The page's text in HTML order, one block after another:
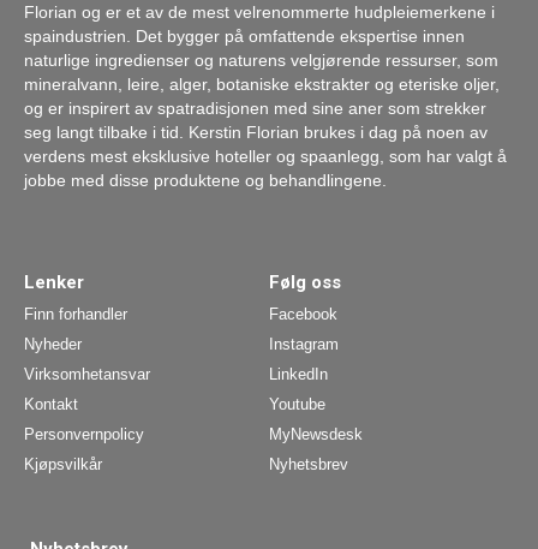
Florian og er et av de mest velrenommerte hudpleiemerkene i
spaindustrien. Det bygger på omfattende ekspertise innen
naturlige ingredienser og naturens velgjørende ressurser, som
mineralvann, leire, alger, botaniske ekstrakter og eteriske oljer,
og er inspirert av spatradisjonen med sine aner som strekker
seg langt tilbake i tid. Kerstin Florian brukes i dag på noen av
verdens mest eksklusive hoteller og spaanlegg, som har valgt å
jobbe med disse produktene og behandlingene.
Lenker
Finn forhandler
Nyheder
Virksomhetansvar
Kontakt
Personvernpolicy
Kjøpsvilkår
Følg oss
Facebook
Instagram
LinkedIn
Youtube
MyNewsdesk
Nyhetsbrev